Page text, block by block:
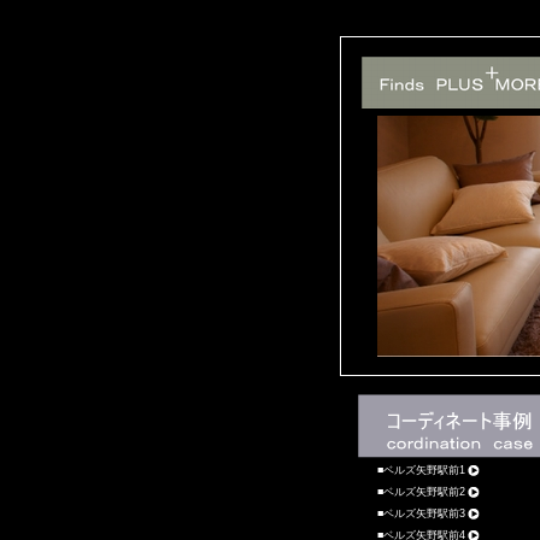
ベルズ矢野駅前1
ベルズ矢野駅前2
ベルズ矢野駅前3
ベルズ矢野駅前4